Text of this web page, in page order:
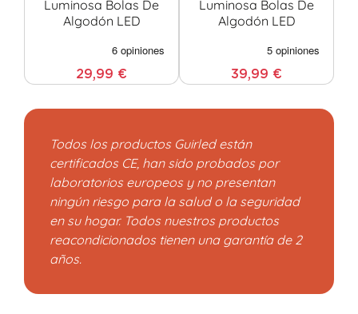
Luminosa Bolas De
Algodón LED
29,99 €
Luminosa Bolas De
Algodón LED
39,99 €
Todos los productos Guirled están
certificados CE, han sido probados por
laboratorios europeos y no presentan
ningún riesgo para la salud o la seguridad
en su hogar. Todos nuestros productos
reacondicionados tienen una garantía de 2
años.